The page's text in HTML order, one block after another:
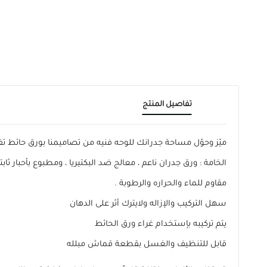
تفاصيل المنتج
ميّز وحوّل مساحة جدرانك للوحه فنيه من تصاميمنا بورق
الخامة : ورق جدران ناعم ، معالج ضد البكتيريا ، ومطبوع بأحبار
مقاوم للماء والحراره والرطوبة .
سهل التركيب والإزاله ولايترك أثر على الدهان
يتم تركيبه بإستخدام غراء ورق الحائط
قابل للتنظيف والغسل بقطعة قماش مبلله